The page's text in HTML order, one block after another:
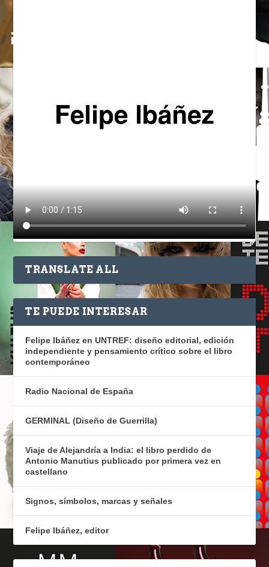
TRANSLATE ALL
TE PUEDE INTERESAR
Felipe Ibáñez en UNTREF: diseño editorial, edición
independiente y pensamiento crítico sobre el libro
contemporáneo
Radio Nacional de España
GERMINAL (Diseño de Guerrilla)
Viaje de Alejandría a India: el libro perdido de
Antonio Manutius publicado por primera vez en
castellano
Signos, símbolos, marcas y señales
Felipe Ibáñez, editor